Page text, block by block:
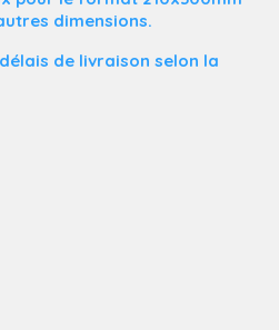
dimensions.
de livraison selon la